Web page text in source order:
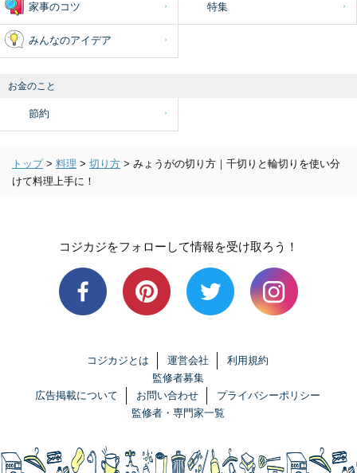
家事のコツ 特集
みんなのアイデア
お金のこと
節約
トップ > 料理 > 切り方 > みょうがの切り方｜千切りと輪切りを使い分
けて料理上手に！
コジカジをフォローして情報を受け取ろう！
コジカジとは 運営会社
利用規約
監修者募集
広告掲載について
お問い合わせ
プライバシーポリシー
監修者・専門家一覧